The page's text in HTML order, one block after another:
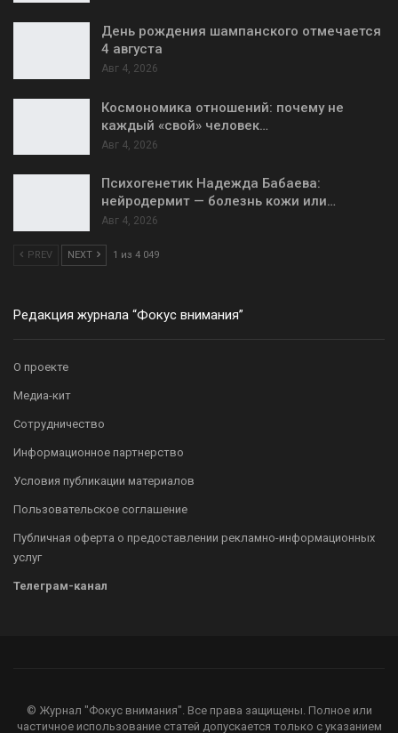
День рождения шампанского отмечается
4 августа
Авг 4, 2026
Космономика отношений: почему не
каждый «свой» человек…
Авг 4, 2026
Психогенетик Надежда Бабаева:
нейродермит — болезнь кожи или…
Авг 4, 2026
PREV NEXT 1 из 4 049
Редакция журнала “Фокус внимания”
О проекте
Медиа-кит
Сотрудничество
Информационное партнерство
Условия публикации материалов
Пользовательское соглашение
Публичная оферта о предоставлении рекламно-информационных
услуг
Телеграм-канал
© Журнал "Фокус внимания". Все права защищены. Полное или
частичное использование статей допускается только с указанием